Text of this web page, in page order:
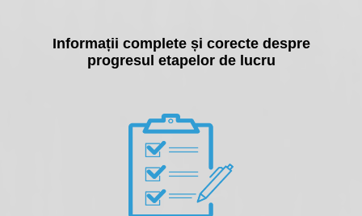
Informații complete și corecte despre
progresul etapelor de lucru